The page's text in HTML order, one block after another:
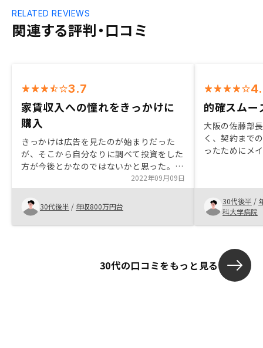
関連する評判・口コミ
RELATED REVIEWS
3.7
家賃収入への憧れをきっかけに
購入
きっかけは広告を見たのが始まりだった
が、そこから自分なりに調べて投資をした
方が今後とかなのではないかと思った。面
談を進めるうちに、気になっていたリスク
の部分の話になり、リスクが許容できなけ
れば仰っていて安心できたことがはじめた
大きな理由かもしれない。
2022年09月09日
30代後半 / 年収800万円台
的確スムー
大阪の佐藤部
く、契約まで
ったためにメ
30代後半 /
科大学病院
30代の口コミをもっと見る